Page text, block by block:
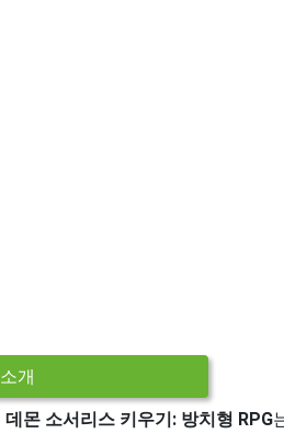
소개
데몬 소서리스 키우기: 방치형 RPG